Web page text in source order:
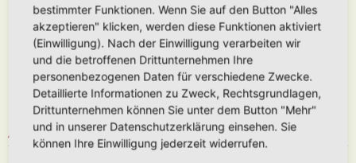
Hausverbot erteilen.
Du nimmst zur Kenntnis, dass der Betreiber keine Verantwortung für die
Inhalte von Beiträgen übernimmt, die er nicht selbst erstellt hat oder die
er nicht zur Kenntnis genommen hat. Du gestattest dem Betreiber, dein
Benutzerkonto, Beiträge und Funktionen jederzeit zu löschen oder zu
sperren.
Du gestattest dem Betreiber darüber hinaus, deine Beiträge
abzuändern, sofern sie gegen o. g. Regeln verstoßen oder geeignet
sind, dem Betreiber oder einem Dritten Schaden zuzufügen.
4. GENERAL PUBLIC LICENSE
bestimmter Funktionen. Wenn Sie auf den Button "Alles
akzeptieren" klicken, werden diese Funktionen aktiviert
(Einwilligung). Nach der Einwilligung verarbeiten wir
und die betroffenen Drittunternehmen Ihre
personenbezogenen Daten für verschiedene Zwecke.
Detaillierte Informationen zu Zweck, Rechtsgrundlagen,
Drittunternehmen können Sie unter dem Button "Mehr"
und in unserer Datenschutzerklärung einsehen. Sie
können Ihre Einwilligung jederzeit widerrufen.